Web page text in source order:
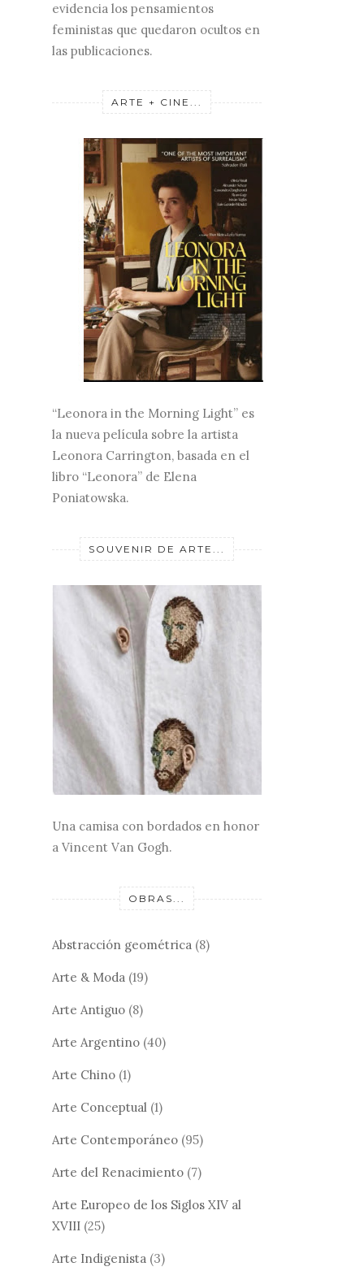
evidencia los pensamientos
feministas que quedaron ocultos en
las publicaciones.
ARTE + CINE...
“Leonora in the Morning Light” es
la nueva película sobre la artista
Leonora Carrington, basada en el
libro “Leonora” de Elena
Poniatowska.
SOUVENIR DE ARTE...
Una camisa con bordados en honor
a Vincent Van Gogh.
OBRAS...
Abstracción geométrica (8)
Arte & Moda (19)
Arte Antiguo (8)
Arte Argentino (40)
Arte Chino (1)
Arte Conceptual (1)
Arte Contemporáneo (95)
Arte del Renacimiento (7)
Arte Europeo de los Siglos XIV al
XVIII (25)
Arte Indigenista (3)